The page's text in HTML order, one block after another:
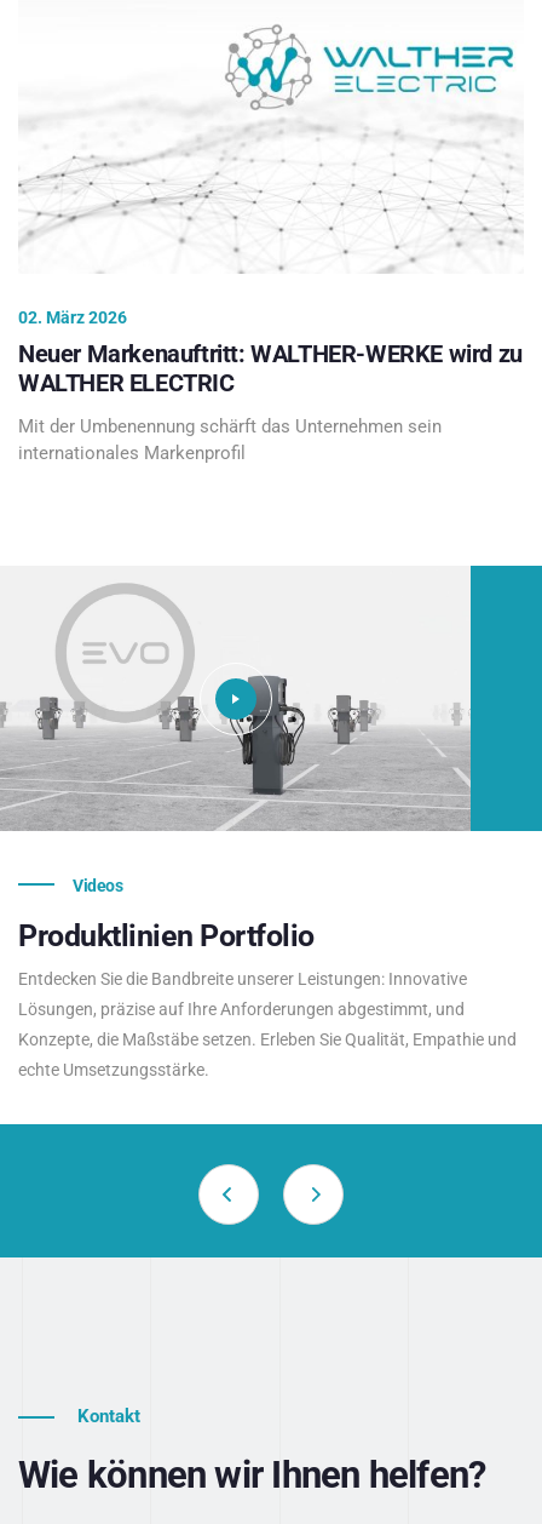
02. März 2026
Neuer Markenauftritt: WALTHER-WERKE wird zu
WALTHER ELECTRIC
Mit der Umbenennung schärft das Unternehmen sein
internationales Markenprofil
Videos
Produktlinien Portfolio
Entdecken Sie die Bandbreite unserer Leistungen: Innovative
Lösungen, präzise auf Ihre Anforderungen abgestimmt, und
Konzepte, die Maßstäbe setzen. Erleben Sie Qualität, Empathie und
echte Umsetzungsstärke.
Kontakt
Wie können wir Ihnen helfen?